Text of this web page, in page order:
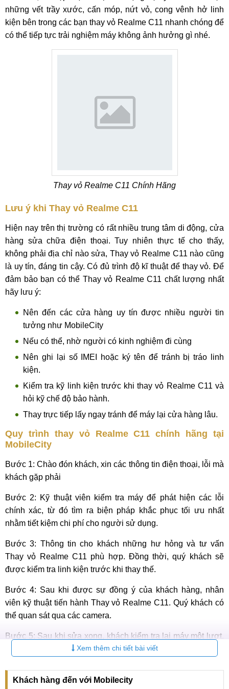
những vết trầy xước, cấn móp, nứt vỏ, cong vênh hở linh
kiện bên trong các bạn thay vỏ Realme C11 nhanh chóng để
có thể tiếp tực trải nghiệm máy không ảnh hưởng gì nhé.
Thay vỏ Realme C11 Chính Hãng
Lưu ý khi Thay vỏ Realme C11
Hiện nay trên thị trường có rất nhiều trung tâm di động, cửa
hàng sửa chữa điện thoại. Tuy nhiên thực tế cho thấy,
không phải địa chỉ nào sửa, Thay vỏ Realme C11 nào cũng
là uy tín, đáng tin cậy. Có đủ trình độ kĩ thuật để thay vỏ. Để
đảm bảo bạn có thể Thay vỏ Realme C11 chất lượng nhất
hãy lưu ý:
Nên đến các cửa hàng uy tín được nhiều người tin
tưởng như MobileCity
Nếu có thể, nhờ người có kinh nghiệm đi cùng
Nên ghi lại số IMEI hoặc ký tên để tránh bị tráo linh
kiện.
Kiểm tra kỹ linh kiện trước khi thay vỏ Realme C11 và
hỏi kỹ chế độ bảo hành.
Thay trực tiếp lấy ngay tránh để máy lại cửa hàng lâu.
Quy trình thay vỏ Realme C11 chính hãng tại
MobileCity
Bước 1: Chào đón khách, xin các thông tin điện thoại, lỗi mà
khách gặp phải
Bước 2: Kỹ thuật viên kiểm tra máy để phát hiện các lỗi
chính xác, từ đó tìm ra biện pháp khắc phục tối ưu nhất
nhằm tiết kiệm chi phí cho người sử dụng.
Bước 3: Thông tin cho khách những hư hỏng và tư vấn
Thay vỏ Realme C11 phù hợp. Đồng thời, quý khách sẽ
được kiểm tra linh kiện trước khi thay thế.
Bước 4: Sau khi được sự đồng ý của khách hàng, nhân
viên kỹ thuật tiến hành Thay vỏ Realme C11. Quý khách có
thể quan sát qua các camera.
Bước 5: Sau khi sửa xong, khách kiểm tra lại máy một lượt.
Nếu không hài lòng hoặc phát hiện lỗi khác, cần báo ngay
Bước 6: Khi đã hài lòng với kết quả thay vỏ Realme C11
Xem thêm chi tiết bài viết
Khách hàng đến với Mobilecity